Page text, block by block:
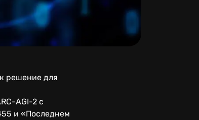
решение для
AGI-2 с
и «Последнем